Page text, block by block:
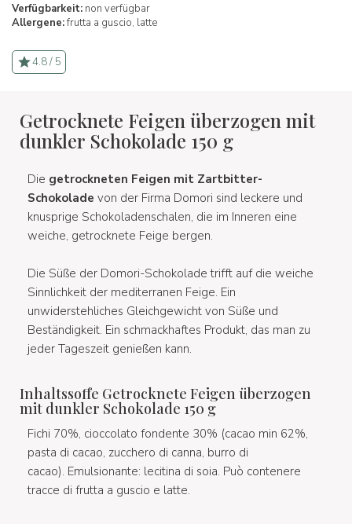
Verfügbarkeit: non verfügbar
Allergene:frutta a guscio, latte
4.8 / 5
Getrocknete Feigen überzogen mit
dunkler Schokolade 150 g
Die getrockneten Feigen mit Zartbitter-
Schokolade von der Firma Domori sind leckere und
knusprige Schokoladenschalen, die im Inneren eine
weiche, getrocknete Feige bergen.
Die Süße der Domori-Schokolade trifft auf die weiche
Sinnlichkeit der mediterranen Feige. Ein
unwiderstehliches Gleichgewicht von Süße und
Beständigkeit. Ein schmackhaftes Produkt, das man zu
jeder Tageszeit genießen kann.
Inhaltssoffe Getrocknete Feigen überzogen
mit dunkler Schokolade 150 g
Fichi 70%, cioccolato fondente 30% (cacao min 62%,
pasta di cacao, zucchero di canna, burro di
cacao). Emulsionante: lecitina di soia. Può contenere
tracce di frutta a guscio e latte.